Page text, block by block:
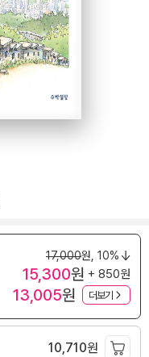
17,000원, 10%
15,300원 + 850원
13,005원 더보기
10,710원